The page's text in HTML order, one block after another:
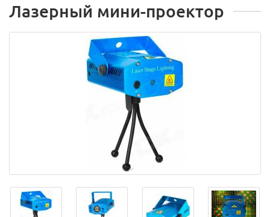
Лазерный мини-проектор